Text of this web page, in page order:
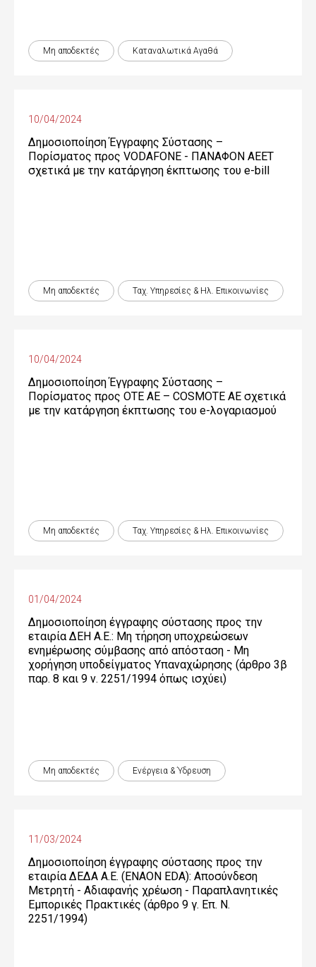
Μη αποδεκτές Καταναλωτικά Αγαθά
10/04/2024
Δημοσιοποίηση Έγγραφης Σύστασης –
Πορίσματος προς VODAFONE - ΠΑΝΑΦΟΝ ΑΕΕΤ
σχετικά με την κατάργηση έκπτωσης του e-bill
Μη αποδεκτές Ταχ. Υπηρεσίες & Ηλ. Επικοινωνίες
10/04/2024
Δημοσιοποίηση Έγγραφης Σύστασης –
Πορίσματος προς OTE ΑΕ – COSMOTE ΑΕ σχετικά
με την κατάργηση έκπτωσης του e-λογαριασμού
Μη αποδεκτές Ταχ. Υπηρεσίες & Ηλ. Επικοινωνίες
01/04/2024
Δημοσιοποίηση έγγραφης σύστασης προς την
εταιρία ΔΕΗ Α.Ε.: Μη τήρηση υποχρεώσεων
ενημέρωσης σύμβασης από απόσταση - Μη
χορήγηση υποδείγματος Υπαναχώρησης (άρθρο 3β
παρ. 8 και 9 ν. 2251/1994 όπως ισχύει)
Μη αποδεκτές Ενέργεια & Ύδρευση
11/03/2024
Δημοσιοποίηση έγγραφης σύστασης προς την
εταιρία ΔΕΔΑ Α.Ε. (ENAON EDA): Αποσύνδεση
Μετρητή - Αδιαφανής χρέωση - Παραπλανητικές
Εμπορικές Πρακτικές (άρθρο 9 γ. Επ. Ν.
2251/1994)